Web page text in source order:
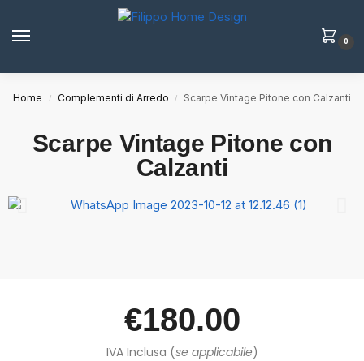
0
Home / Complementi di Arredo / Scarpe Vintage Pitone con Calzanti
Scarpe Vintage Pitone con
Calzanti
€180.00
IVA Inclusa (se applicabile)